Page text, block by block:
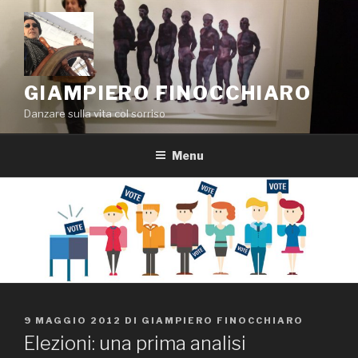
Salta
contenuto
GIAMPIERO FINOCCHIARO
Danzare sulla vita col sorriso
Menu
PUBBLICATO
IL
9 MAGGIO 2012 DI GIAMPIERO FINOCCHIARO
Elezioni: una prima analisi